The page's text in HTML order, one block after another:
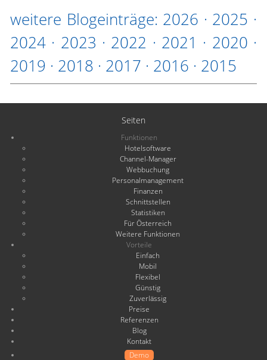
weitere Blogeinträge: 2026 · 2025 ·
2024 · 2023 · 2022 · 2021 · 2020 ·
2019 · 2018 · 2017 · 2016 · 2015
Seiten
Funktionen
Hotelsoftware
Channel-Manager
Webbuchung
Personalmanagement
Finanzen
Schnittstellen
Statistiken
Für Österreich
Weitere Funktionen
Vorteile
Einfach
Mobil
Flexibel
Günstig
Zuverlässig
Preise
Referenzen
Blog
Kontakt
Demo